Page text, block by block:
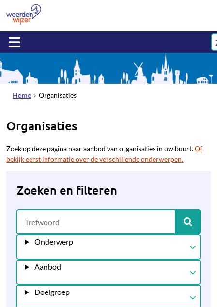
Home Organisaties
Organisaties
Zoek op deze pagina naar aanbod van organisaties in uw buurt.Of
bekijk eerst informatie over de verschillende onderwerpen.
Zoeken en filteren
Onderwerp
Aanbod
Doelgroep